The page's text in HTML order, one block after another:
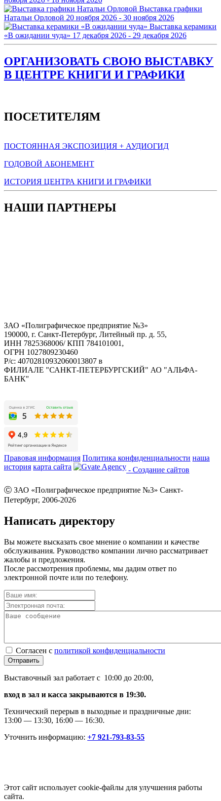
Выставка графики
Натальи Орловой 20 ноября 2026 - 30 ноября 2026
Выставка керамики
«В ожидании чуда» 17 декабря 2026 - 29 декабря 2026
ОРГАНИЗОВАТЬ СВОЮ ВЫСТАВКУ
В ЦЕНТРЕ КНИГИ И ГРАФИКИ
ПОСЕТИТЕЛЯМ
ПОСТОЯННАЯ ЭКСПОЗИЦИЯ + АУДИОГИД
ГОДОВОЙ АБОНЕМЕНТ
ИСТОРИЯ ЦЕНТРА КНИГИ И ГРАФИКИ
НАШИ ПАРТНЕРЫ
ЗАО «Полиграфическое предприятие №3»
190000, г. Санкт-Петербург, Литейный пр. д. 55,
ИНН 7825368006/ КПП 784101001,
ОГРН 1027809230460
Р/с: 40702810932060013807 в
ФИЛИАЛЕ "САНКТ-ПЕТЕРБУРГСКИЙ" АО "АЛЬФА-
БАНК"
Правовая информация Политика конфиденциальности наша
история карта сайта - Создание сайтов
Ⓒ ЗАО «Полиграфическое предприятие №3» Санкт-
Петербург, 2006-2026
Написать директору
Вы можете высказать свое мнение о компании и качестве
обслуживания. Руководство компании лично рассматривает
жалобы и предложения.
После рассмотрения проблемы, мы дадим ответ по
электронной почте или по телефону.
Согласен с политикой конфиденциальности
Отправить
Выставочный зал работает с 10:00 до 20:00,
вход в зал и касса закрываются в 19:30.
Технический перерыв в выходные и праздничные дни:
13:00 — 13:30, 16:00 — 16:30.
Уточнить информацию: +7 921-793-83-55
Этот сайт использует cookie-файлы для улучшения работы
сайта.